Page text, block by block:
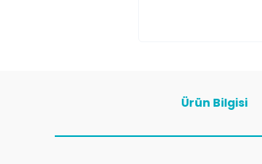
Ürün Bilgisi